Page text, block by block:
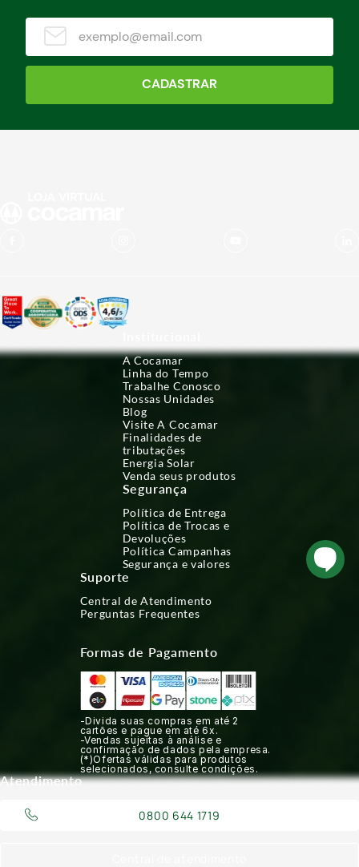
CADASTRAR
A Cocamar
Linha do Tempo
Trabalhe Conosco
Nossas Unidades
Blog
Visite A Cocamar
Finalidades de
tributações
Energia Solar
Venda seus produtos
Segurança
Política de Entrega
Política de Trocas e
Devoluções
Política Campanhas
Segurança e valores
Suporte
Central de Atendimento
Perguntas Frequentes
Formas de Pagamento
-Divida suas compras em até 2
cartões e pague em até 6x.
-Vendas sujeitas à análise e
confirmação de dados pela empresa.
(*)Ofertas válidas para produtos
selecionados, consulte condições.
Atendimento
0800 644 1719